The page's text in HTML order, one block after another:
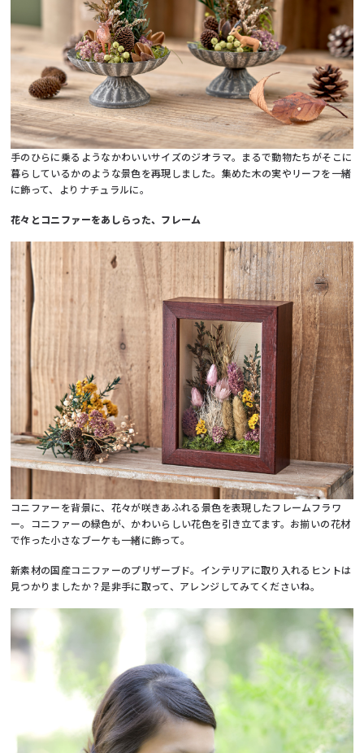
手のひらに乗るようなかわいいサイズのジオラマ。まるで動物たちがそこに
暮らしているかのような景色を再現しました。集めた木の実やリーフを一緒
に飾って、よりナチュラルに。
花々とコニファーをあしらった、フレーム
コニファーを背景に、花々が咲きあふれる景色を表現したフレームフラワ
ー。コニファーの緑色が、かわいらしい花色を引き立てます。お揃いの花材
で作った小さなブーケも一緒に飾って。
新素材の国産コニファーのプリザーブド。インテリアに取り入れるヒントは
見つかりましたか？是非手に取って、アレンジしてみてくださいね。